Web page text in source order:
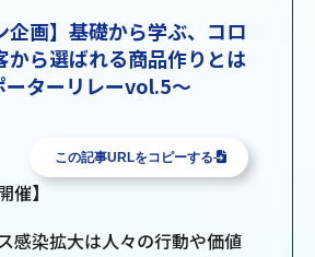
企画】基礎から学ぶ、コロ
から選ばれる商品作りとは
ターリレーvol.5～
この記事URLをコピーする
催】
感染拡大は人々の行動や価値